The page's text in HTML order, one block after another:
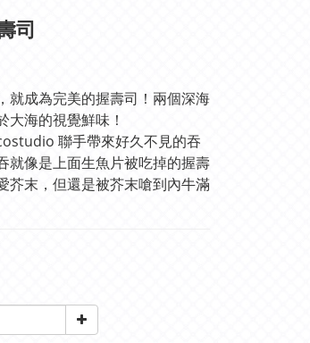
司
就成為完美的握壽司！兩個深海
大海的視覺鮮味！
聯手帶來好久不見的吞
就像是上面生魚片被吃掉的握壽
芥末，但還是被芥末嗆到內牛滿